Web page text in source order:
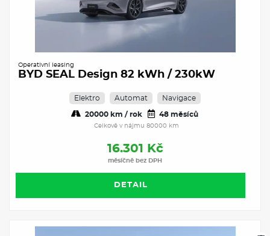
Operativní leasing
BYD SEAL Design 82 kWh / 230kW
Elektro Automat Navigace
20000 km / rok 48 měsíců
Celkově v nájmu 80000 km
16.301 Kč
měsíčně bez DPH
DETAIL